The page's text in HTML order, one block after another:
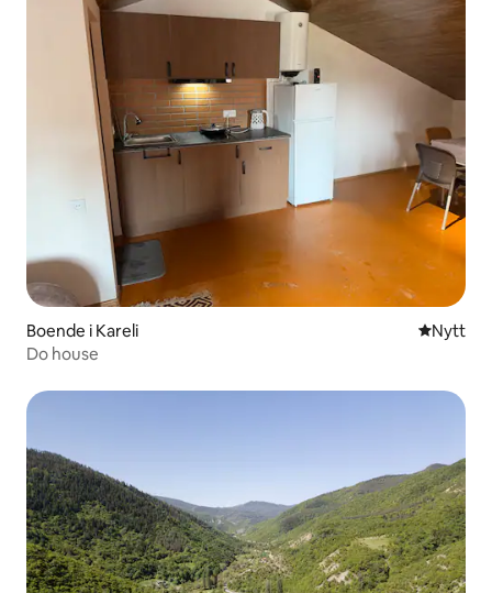
Boende i Kareli NyttNytt
Do house